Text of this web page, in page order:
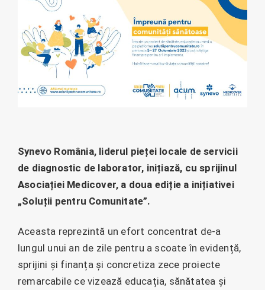
Synevo România, liderul pieței locale de servicii
de diagnostic de laborator, inițiază, cu sprijinul
Asociației Medicover, a doua ediție a inițiativei
„Soluții pentru Comunitate”.
Aceasta reprezintă un efort concentrat de-a
lungul unui an de zile pentru a scoate în evidență,
sprijini și finanța și concretiza zece proiecte
remarcabile ce vizează educația, sănătatea și